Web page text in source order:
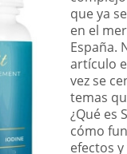
que ya
en el
España.
artículo
vez se
temas
¿Qué es
cómo
efectos